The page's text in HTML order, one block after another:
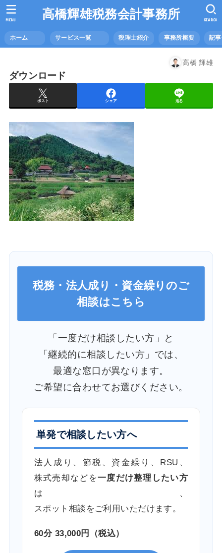
高橋輝雄税務会計事務所
ホーム サービス一覧 税理士紹介 事務所概要 記
SEARCH
MENU
高橋 輝雄
ダウンロード
ポスト シェア 送る
税務・法人成り・資金繰りのご
相談はこちら
「一度だけ相談したい方」と
「継続的に相談したい方」では、
最適な窓口が異なります。
ご希望に合わせてお選びください。
単発で相談したい方へ
法人成り、節税、資金繰り、RSU、
株式売却などを一度だけ整理したい方
は、
スポット相談をご利用いただけます。
60分 33,000円（税込）